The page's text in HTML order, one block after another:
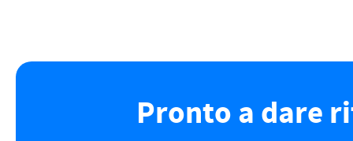
Pronto a dare